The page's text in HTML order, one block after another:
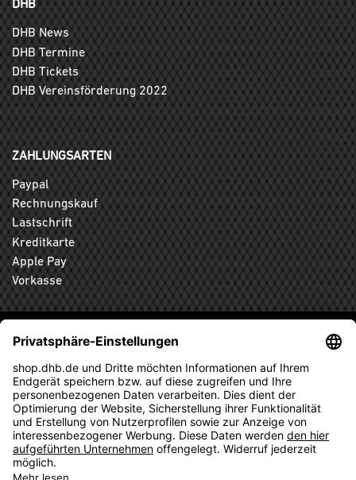
DHB
DHB News
DHB Termine
DHB Tickets
DHB Vereinsförderung 2022
ZAHLUNGSARTEN
Paypal
Rechnungskauf
Lastschrift
Kreditkarte
Apple Pay
Vorkasse
ABONNIEREN SIE DEN KOSTENLOSEN DHB-FANSHOP
NEWSLETTER UND VERPASSEN SIE KEINE NEUIGKEIT ODER
AKTION MEHR.
ANMELDEN